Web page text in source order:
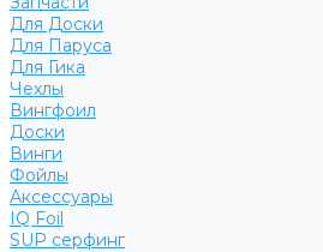
Для Доски
Для Паруса
Для Гика
Чехлы
Вингфоил
Доски
Винги
Фойлы
Аксессуары
IQ Foil
SUP серфинг